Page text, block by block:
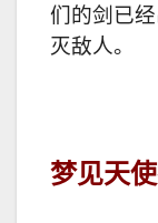
们的剑已
灭敌人。
梦见天